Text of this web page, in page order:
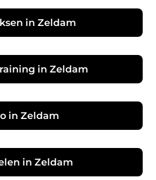
in Zeldam
in Zeldam
in Zeldam
in Zeldam